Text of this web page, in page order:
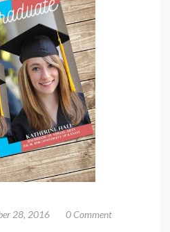
28, 2016 0 Comment